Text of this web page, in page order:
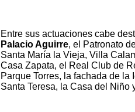
Entre sus actuaciones cabe
Palacio Aguirre, el Patronato
Santa María la Vieja, Villa
Casa Zapata, el Real Club de
Parque Torres, la fachada de
Santa Teresa, la Casa del Niño